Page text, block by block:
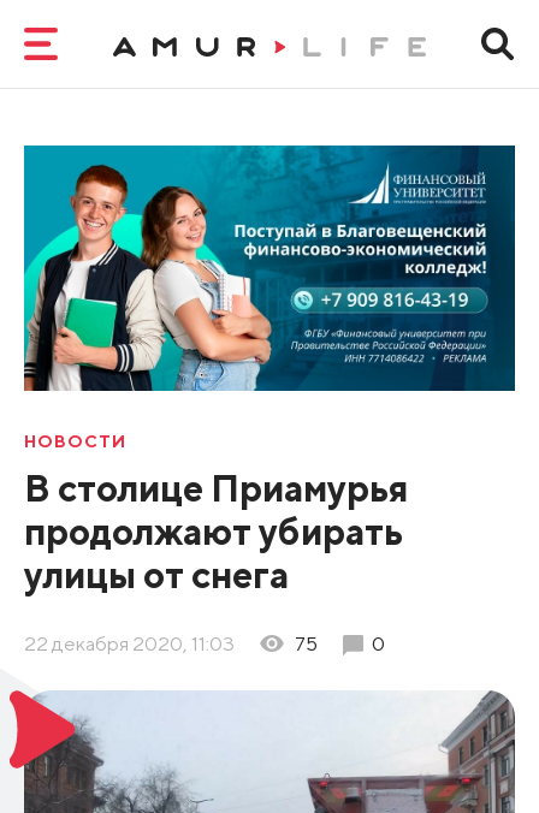
НОВОСТИ
В столице Приамурья
продолжают убирать
улицы от снега
22 декабря 2020, 11:03 75 0